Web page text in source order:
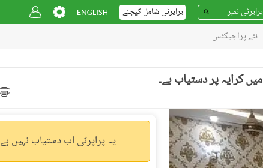
پراپرٹی شامل کیجئے
نئے پراجیکٹس
یہ پراپرٹی اب دستیاب نہیں ہے